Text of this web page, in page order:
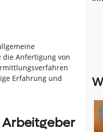
Anfertigung von
Erfahrung und